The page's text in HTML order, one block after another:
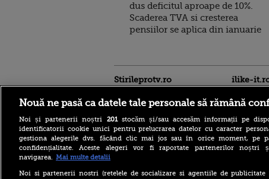
dus deficitul aproape de 10%.
Scaderea TVA si cresterea
pensiilor se aplica din ianuarie
Stirileprotv.ro
sistem hidraulic de 4.500
ilike-
Nouă ne pasă ca datele tale personale să rămână
Noi și partenerii noștri 201stocăm și/sau accesăm informații pe
identificatorii cookie unici pentru prelucrarea datelor cu caracter
gestiona alegerile dvs. făcând clic mai jos sau în orice moment, pe
confidențialitate. Aceste alegeri vor fi raportate partenerilor
navigarea. Mai multe detalii
Noi si partenerii nostri (retelele de socializare si agentiile de publicitate